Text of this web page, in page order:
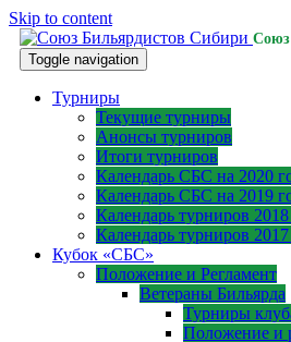
Skip to content
Союз
Toggle navigation
Турниры
Текущие турниры
Анонсы турниров
Итоги турниров
Календарь СБС на 2020
Календарь СБС на 2019
Календарь турниров 2018
Календарь турниров 2017
Кубок «СБС»
Положение и Регламент
Ветераны Бильярда
Турниры
Положение и